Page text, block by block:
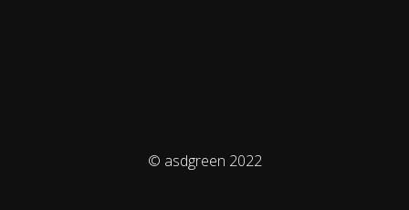
© asdgreen 2022